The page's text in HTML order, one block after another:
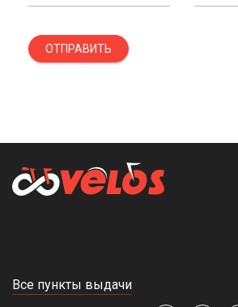
ОТПРАВИТЬ
Все пункты выдачи